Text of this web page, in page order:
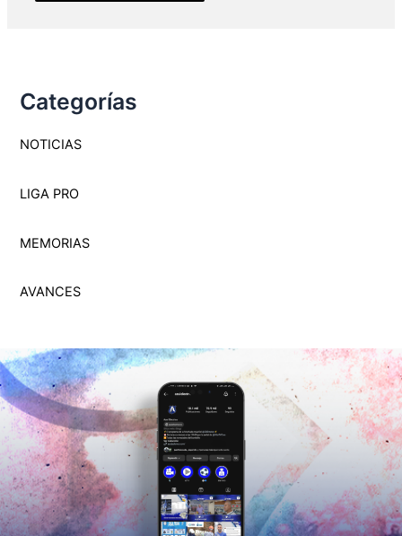
Categorías
NOTICIAS
LIGA PRO
MEMORIAS
AVANCES